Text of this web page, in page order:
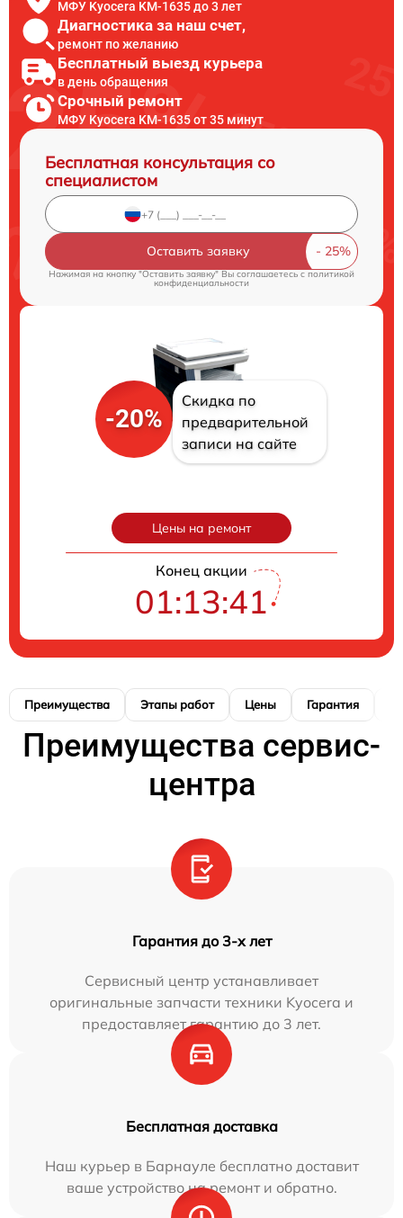
МФУ Kyocera KM-1635 до 3 лет
Диагностика за наш счет,
ремонт по желанию
Бесплатный выезд курьера
в день обращения
Срочный ремонт
МФУ Kyocera KM-1635 от 35 минут
Бесплатная консультация со
специалистом
Оставить заявку
Нажимая на кнопку "Оставить заявку" Вы соглашаетесь cполитикой
конфиденциальности
-20%
Скидка по
предварительной
записи на сайте
Цены на ремонт
Конец акции
01:13:40
Преимущества Этапы работ Цены Гарантия
Преимущества сервис-
центра
Гарантия до 3-х лет
Сервисный центр устанавливает
оригинальные запчасти техники Kyocera и
предоставляет гарантию до 3 лет.
Бесплатная доставка
Наш курьер в Барнауле бесплатно доставит
ваше устройство на ремонт и обратно.